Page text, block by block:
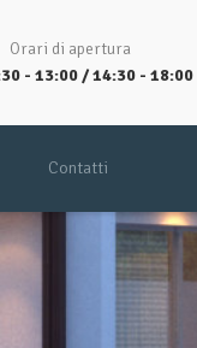
Orari di apertura
- 13:00 / 14:30 - 18:00
Contatti